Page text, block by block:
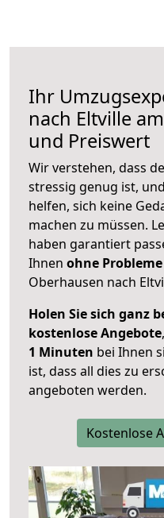
Ihr
nach Eltville
und Preiswert
Wir verstehen, dass
stressig genug ist,
helfen, sich keine
machen zu müssen.
haben garantiert
Ihnen ohne Probleme
Oberhausen nach
Holen Sie sich ganz
kostenlose Angebote
1 Minuten bei Ihnen
ist, dass all dies zu
angeboten werden.
Kostenlose